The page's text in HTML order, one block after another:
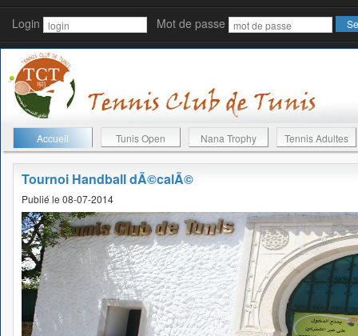
Login Mot de passe
Accueil Tunis Open Nana Trophy Tennis Adultes
Tournoi Handball dÃ©calÃ©
Publié le 08-07-2014